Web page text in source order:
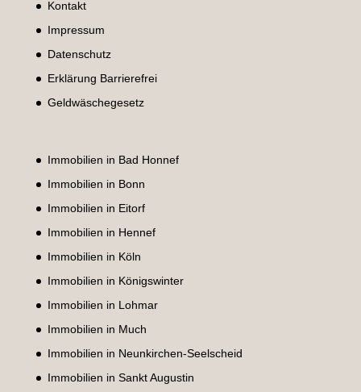
Kontakt
Impressum
Datenschutz
Erklärung Barrierefrei
Geldwäschegesetz
Immobilien in Bad Honnef
Immobilien in Bonn
Immobilien in Eitorf
Immobilien in Hennef
Immobilien in Köln
Immobilien in Königswinter
Immobilien in Lohmar
Immobilien in Much
Immobilien in Neunkirchen-Seelscheid
Immobilien in Sankt Augustin